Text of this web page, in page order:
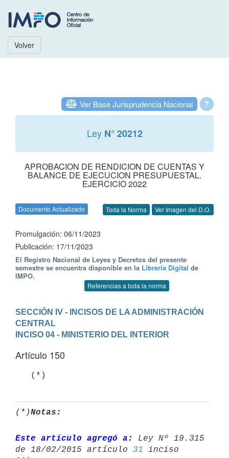
Volver
?
Ver Base Jurisprudencia Nacional
Ley N° 20212
APROBACION DE RENDICION DE CUENTAS Y
BALANCE DE EJECUCION PRESUPUESTAL.
EJERCICIO 2022
Documento Actualizado Toda la Norma Ver Imagen del D.O.
Promulgación: 06/11/2023
Publicación: 17/11/2023
El Registro Nacional de Leyes y Decretos del presente
semestre se encuentra disponible en la Librería Digital de
IMPO.
Referencias a toda la norma
SECCIÓN IV - INCISOS DE LA ADMINISTRACIÓN
CENTRAL
INCISO 04 - MINISTERIO DEL INTERIOR
Artículo 150
(*)Notas:
Este artículo agregó a:
Ley Nº 19.315
de 18/02/2015 artículo 31
inciso